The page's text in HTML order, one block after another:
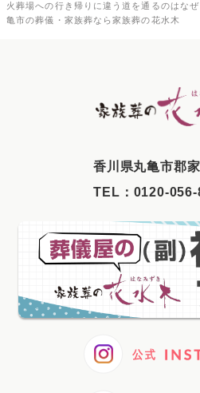
火葬場への行き帰りに違う道を通るのはな
亀市の葬儀・家族葬なら家族葬の花水木
2025年10月
2025年2月
2025年1月
2024年12月
2024年11月
⾹川県丸⻲市郡
TEL： 0120-